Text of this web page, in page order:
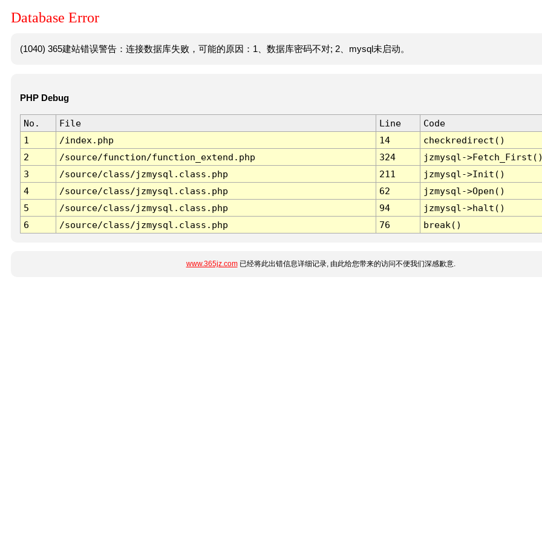
Database Error
(1040) 365建站错误警告：连接数据库失败，可能的原因：1、数据库密码不对; 2、mysql未启动。
PHP Debug
No. File Line
Code
1
/index.php 14
checkredirect()
2
/source/function/function_extend.php 324
jzmysql-
3
/source/class/jzmysql.class.php 211
jzmysql->Init()
4
/source/class/jzmysql.class.php 62
jzmysql->Open()
5
/source/class/jzmysql.class.php 94
jzmysql->halt()
6
/source/class/jzmysql.class.php 76 break()
www.365jz.com已经将此出错信息详细记录, 由此给您带来的访问不便我们深感歉意.